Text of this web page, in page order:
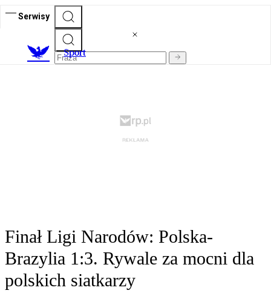
Serwisy
Sport
Finał Ligi Narodów: Polska-
Brazylia 1:3. Rywale za mocni dla
polskich siatkarzy